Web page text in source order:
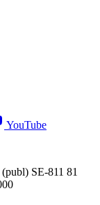
YouTube
SE-811 81